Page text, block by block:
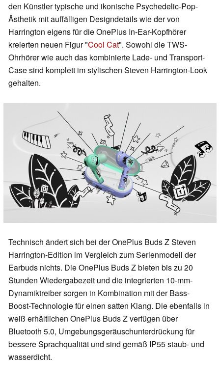
den Künstler typische und ikonische Psychedelic-Pop-
Ästhetik mit auffälligen Designdetails wie der von
Harrington eigens für die OnePlus In-Ear-Kopfhörer
kreierten neuen Figur "Cool Cat". Sowohl die TWS-
Ohrhörer wie auch das kombinierte Lade- und Transport-
Case sind komplett im stylischen Steven Harrington-Look
gehalten.
Technisch ändert sich bei der OnePlus Buds Z Steven
Harrington-Edition im Vergleich zum Serienmodell der
Earbuds nichts. Die OnePlus Buds Z bieten bis zu 20
Stunden Wiedergabezeit und die integrierten 10-mm-
Dynamiktreiber sorgen in Kombination mit der Bass-
Boost-Technologie für einen satten Klang. Die ebenfalls in
weiß erhältlichen OnePlus Buds Z verfügen über
Bluetooth 5.0, Umgebungsgeräuschunterdrückung für
bessere Sprachqualität und sind gemäß IP55 staub- und
wasserdicht.